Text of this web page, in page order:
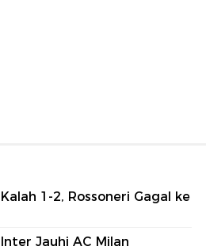
1-2, Rossoneri Gagal ke
Jauhi AC Milan